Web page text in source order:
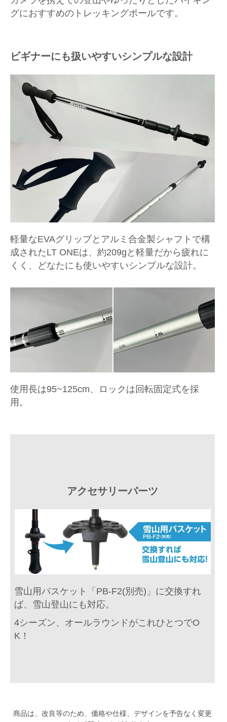
グにおすすめのトレッキングポールです。
ビギナーにも扱いやすいシンプルな設計
軽量なEVAグリップとアルミ合金製シャフトで構
成されたLT ONEは、約209gと軽量だから疲れに
くく、どなたにも使いやすいシンプルな設計。
使用長は95~125cm、ロックは回転固定式を採
用。
アクセサリーパーツ
雪山用バスケット「PB-F2(別売)」に交換すれ
ば、雪山登山にも対応。
4シーズン、オールラウンドがこれひとつでO
K！
商品は、改良等のため、価格や仕様、デザインを予告なく変更